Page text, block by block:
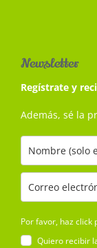
Newsletter
Regístrate y
Además, sé la
Por favor, haz click
Quiero recibir